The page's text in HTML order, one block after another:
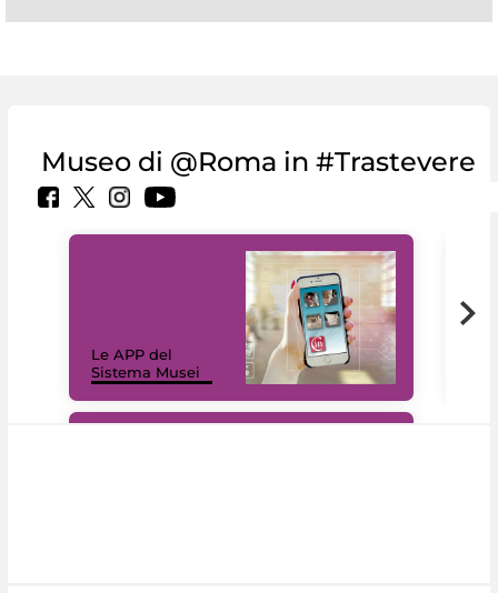
Museo di @Roma in #Trastevere
Le APP del
Sistema Musei